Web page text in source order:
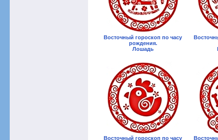
Восточный гороскоп по часу
рождения.
Лошадь
Восточный гороскоп по часу